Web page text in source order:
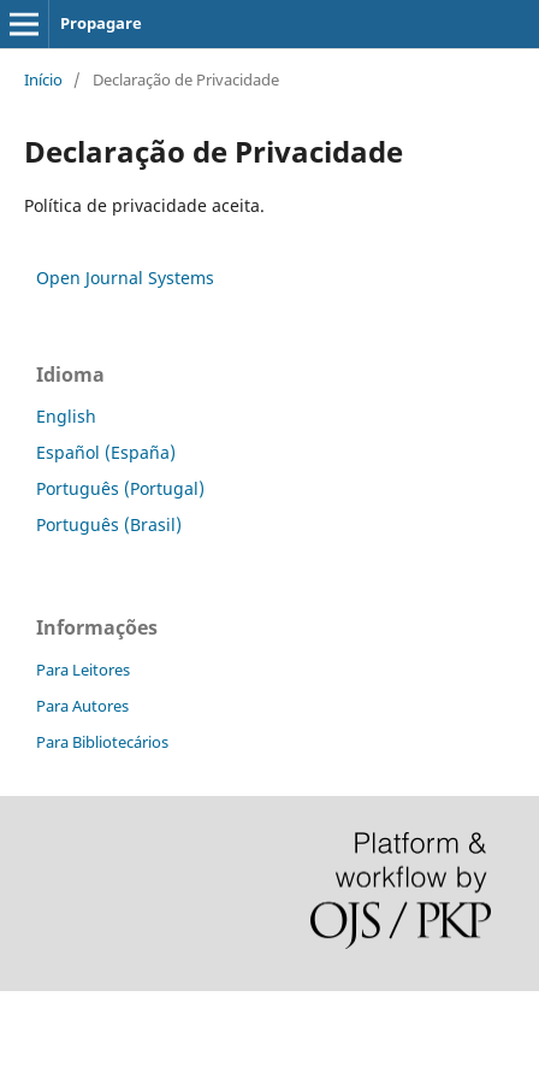
Propagare
Início / Declaração de Privacidade
Declaração de Privacidade
Política de privacidade aceita.
Open Journal Systems
Idioma
English
Español (España)
Português (Portugal)
Português (Brasil)
Informações
Para Leitores
Para Autores
Para Bibliotecários